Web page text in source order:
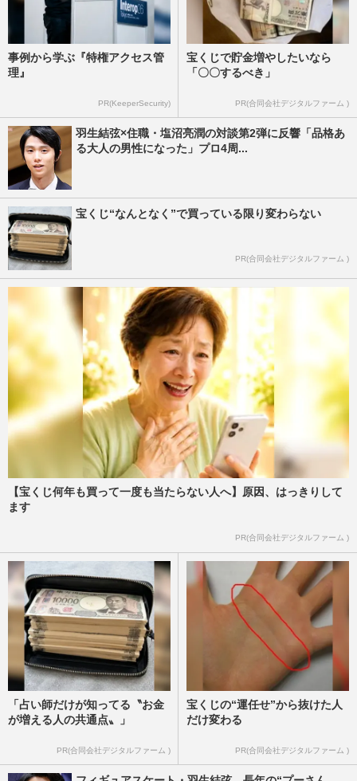
事例から学ぶ『特権アクセス管
理』
PR(KeeperSecurity)
宝くじで貯金増やしたいなら
「〇〇するべき」
PR(合同会社デジタルファーム )
羽生結弦×住職・塩沼亮潤の対談第2弾に反響「品格あ
る大人の男性になった」プロ4周...
宝くじ“なんとなく”で買っている限り変わらない
PR(合同会社デジタルファーム )
【宝くじ何年も買って一度も当たらない人へ】原因、はっきりして
ます
PR(合同会社デジタルファーム )
「占い師だけが知ってる〝お金
が増える人の共通点〟」
PR(合同会社デジタルファーム )
宝くじの“運任せ”から抜けた人
だけ変わる
PR(合同会社デジタルファーム )